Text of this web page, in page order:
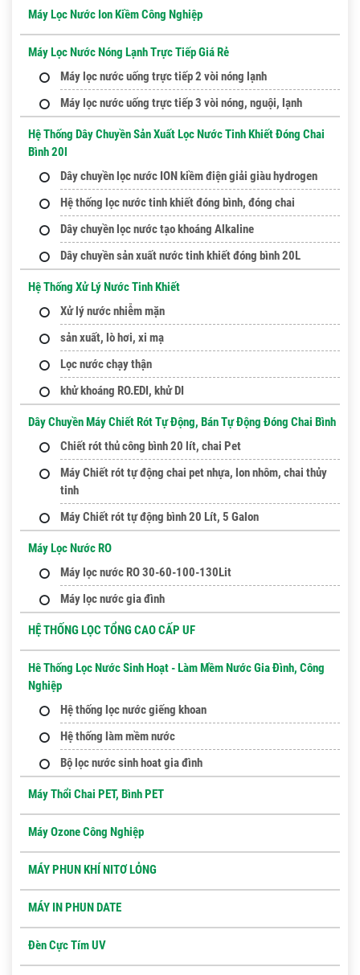
Máy Lọc Nước Ion Kiềm Công Nghiệp
Máy Lọc Nước Nóng Lạnh Trực Tiếp Giá Rẻ
Máy lọc nước uống trực tiếp 2 vòi nóng lạnh
Máy lọc nước uống trực tiếp 3 vòi nóng, nguội, lạnh
Hệ Thống Dây Chuyền Sản Xuất Lọc Nước Tinh Khiết Đóng Chai
Bình 20l
Dây chuyền lọc nước ION kiềm điện giải giàu hydrogen
Hệ thống lọc nước tinh khiết đóng bình, đóng chai
Dây chuyền lọc nước tạo khoáng Alkaline
Dây chuyền sản xuất nước tinh khiết đóng bình 20L
Hệ Thống Xử Lý Nước Tinh Khiết
Xử lý nước nhiễm mặn
sản xuất, lò hơi, xi mạ
Lọc nước chạy thận
khử khoáng RO.EDI, khử DI
Dây Chuyền Máy Chiết Rót Tự Động, Bán Tự Động Đóng Chai Bình
Chiết rót thủ công bình 20 lít, chai Pet
Máy Chiết rót tự động chai pet nhựa, lon nhôm, chai thủy
tinh
Máy Chiết rót tự động bình 20 Lít, 5 Galon
Máy Lọc Nước RO
Máy lọc nước RO 30-60-100-130Lit
Máy lọc nước gia đình
HỆ THỐNG LỌC TỔNG CAO CẤP UF
Hê Thống Lọc Nước Sinh Hoạt - Làm Mềm Nước Gia Đình, Công
Nghiệp
Hệ thống lọc nước giếng khoan
Hệ thống làm mềm nước
Bộ lọc nước sinh hoat gia đình
Máy Thổi Chai PET, Bình PET
Máy Ozone Công Nghiệp
MÁY PHUN KHÍ NITƠ LỎNG
MÁY IN PHUN DATE
Đèn Cực Tím UV